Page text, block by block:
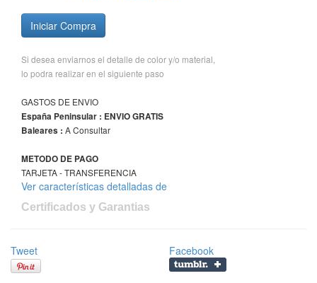
Iniciar Compra
Si desea enviarnos el detalle de color y/o material,
lo podra realizar en el siguiente paso
GASTOS DE ENVIO
España Peninsular : ENVIO GRATIS
Baleares : A Consultar
METODO DE PAGO
TARJETA - TRANSFERENCIA
Ver características detalladas de
Certificados y Garantias
Tweet Facebook